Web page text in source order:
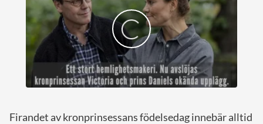
Firandet av kronprinsessans födelsedag innebär alltid